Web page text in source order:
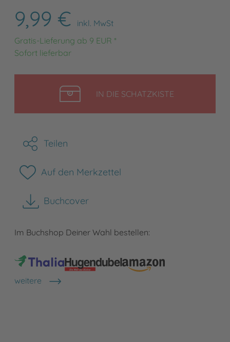
9,99 €
inkl. MwSt
Gratis-Lieferung ab 9 EUR *
Sofort lieferbar
IN DIE SCHATZKISTELEGEN
Teilen
Auf den Merkzettel
Buchcover
herunterladen
Im Buchshop Deiner Wahl bestellen:
weitere
Shops anzeigen